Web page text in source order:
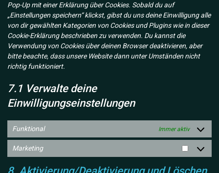
Pop-Up mit einer Erklärung über Cookies. Sobald du auf
„Einstellungen speichern“ klickst, gibst du uns deine Einwilligung alle
von dir gewählten Kategorien von Cookies und Plugins wie in dieser
Cookie-Erklärung beschrieben zu verwenden. Du kannst die
Verwendung von Cookies über deinen Browser deaktivieren, aber
bitte beachte, dass unsere Website dann unter Umständen nicht
richtig funktioniert.
7.1 Verwalte deine
Einwilligungseinstellungen
Funktional Immer aktiv
Marketing